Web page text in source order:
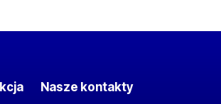
Nasze kontakty